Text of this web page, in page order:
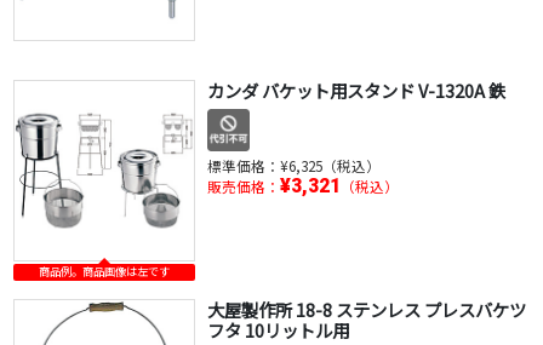
商品例。商品画像は左です
カンダ バケット用スタンド V-1320A 鉄
標準価格： ¥6,325（税込）
販売価格： ¥3,321 （税込）
大屋製作所 18-8 ステンレス プレスバケツ
フタ 10リットル用